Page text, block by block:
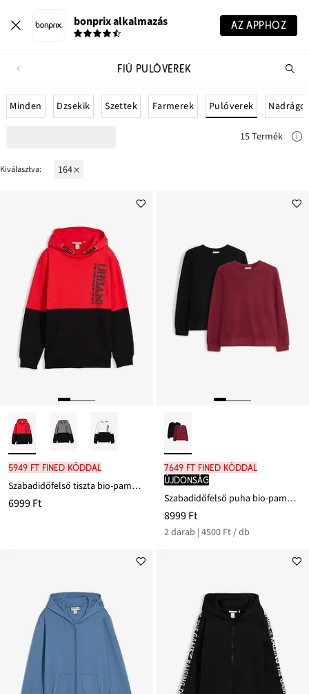
bonprix alkalmazás AZ APPHOZ
FIÚ PULÓVEREK
Minden Dzsekik Szettek Farmerek Pulóverek
15 Termék
Kiválasztva: 164
5949 Ft FINED kóddal
Szabadidőfelső tiszta bio-pamutból
6999 Ft
7649 Ft FINED kóddal
újdonság
Szabadidőfelső puha bio-pamutból (2 db-os csomag)
8999 Ft
2 darab | 4500 Ft / db